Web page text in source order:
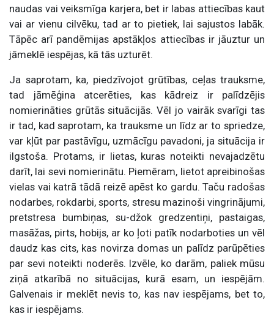
naudas vai veiksmīga karjera, bet ir labas attiecības kaut
vai ar vienu cilvēku, tad ar to pietiek, lai sajustos labāk.
Tāpēc arī pandēmijas apstākļos attiecības ir jāuztur un
jāmeklē iespējas, kā tās uzturēt.
Ja saprotam, ka, piedzīvojot grūtības, ceļas trauksme,
tad jāmēģina atcerēties, kas kādreiz ir palīdzējis
nomierināties grūtās situācijās. Vēl jo vairāk svarīgi tas
ir tad, kad saprotam, ka trauksme un līdz ar to spriedze,
var kļūt par pastāvīgu, uzmācīgu pavadoni, ja situācija ir
ilgstoša. Protams, ir lietas, kuras noteikti nevajadzētu
darīt, lai sevi nomierinātu. Piemēram, lietot apreibinošas
vielas vai katrā tādā reizē apēst ko gardu. Taču radošas
nodarbes, rokdarbi, sports, stresu mazinoši vingrinājumi,
pretstresa bumbiņas, su-džok gredzentiņi, pastaigas,
masāžas, pirts, hobijs, ar ko ļoti patīk nodarboties un vēl
daudz kas cits, kas novirza domas un palīdz parūpēties
par sevi noteikti noderēs. Izvēle, ko darām, paliek mūsu
ziņā atkarībā no situācijas, kurā esam, un iespējām.
Galvenais ir meklēt nevis to, kas nav iespējams, bet to,
kas ir iespējams.